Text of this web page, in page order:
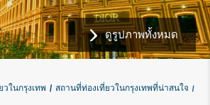
ดูรูปภาพทั้งหมด
ในกรุงเทพ สถานที่ท่องเที่ยวในกรุงเทพที่น่าสนใจ